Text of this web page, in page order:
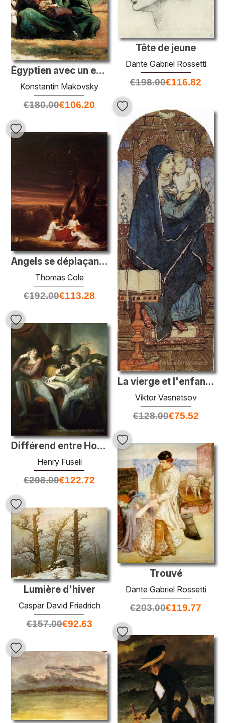
Égyptien avec un enfant
Konstantin Makovsky
€180.00€106.20
Tête de jeune
Dante Gabriel Rossetti
€198.00€116.82
La vierge et l'enfant intronisé
Viktor Vasnetsov
€128.00€75.52
Angels se déplaçant au Christ dans le désert
Thomas Cole
€192.00€113.28
Différend entre Hotspur, Glendower, Mortimer et Worcester
Henry Fuseli
€208.00€122.72
Trouvé
Dante Gabriel Rossetti
€203.00€119.77
Lumière d'hiver
Caspar David Friedrich
€157.00€92.63